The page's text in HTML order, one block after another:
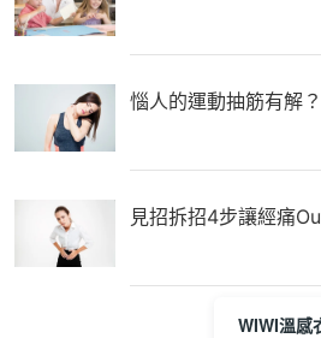
惱人的運動抽筋有解
見招拆招4步讓經痛
WIWI溫感